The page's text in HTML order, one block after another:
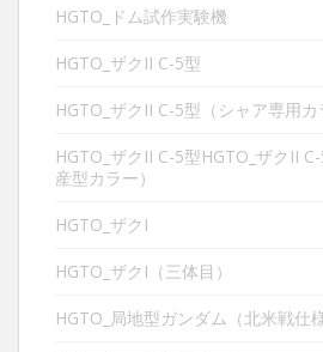
HGTO_ドム試作実験機
HGTO_ザクII C-5型
HGTO_ザクII C-5型（シャア専用カ
HGTO_ザクII C-5型HGTO_ザクII
産型カラー）
HGTO_ザクI
HGTO_ザクI（三体目）
HGTO_局地型ガンダム（北米戦仕様